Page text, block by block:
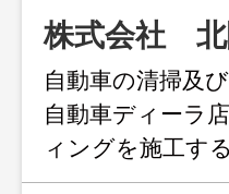
株式会社
自動車の清掃及
自動車ディー
ィングを施工す
直帰を基本とし